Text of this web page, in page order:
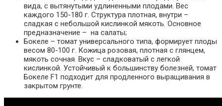
вида, с вытянутыми удлиненными плодами. Вес
каждого 150-180 г. Структура плотная, внутри –
сладкая с небольшой кислинкой мякоть. Основное
предназначение – на салаты;
Бокеле – томат универсального типа, формирует плоды
весом 80-100 г. Кожица розовая, плотная с глянцем,
мякоть сочная. Вкус – сладковатый с легкой
кислинкой. Устойчивый к большинству болезней, томат
Бокеле F1 подходит для продленного выращивания в
закрытом грунте.